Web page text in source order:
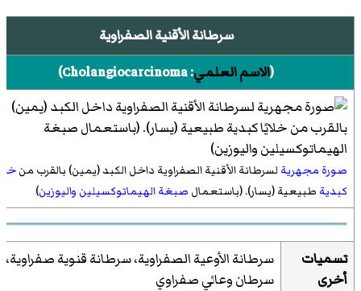
سرطانة الأقنية الصفراوية
(الاسم العلمي:
Cholangiocarcinoma
)
صورة مجهرية لسرطانة الأقنية الصفراوية داخل الكبد (يمين) بالقرب من
كبدية طبيعية (يسار). (باستعمال صبغة الهيماتوكسيلين واليوزين)
تسميات
أخرى
سرطانة الأوعية الصفراوية، سرطانة قنوية صفراوية،
سرطان وعائي صفراوي